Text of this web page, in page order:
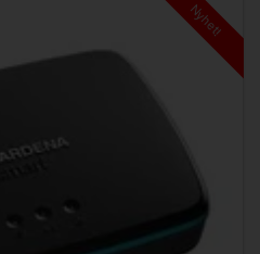
Nyhet!